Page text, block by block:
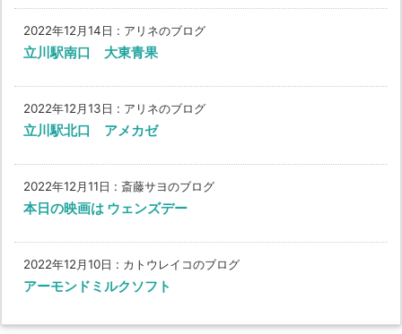
2022年12月14日 : アリネのブログ
立川駅南口 大東青果
2022年12月13日 : アリネのブログ
立川駅北口 アメカゼ
2022年12月11日 : 斎藤サヨのブログ
本日の映画は ウェンズデー
2022年12月10日 : カトウレイコのブログ
アーモンドミルクソフト